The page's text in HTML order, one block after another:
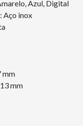
Azul, Digital
Aço inox
mm
mm